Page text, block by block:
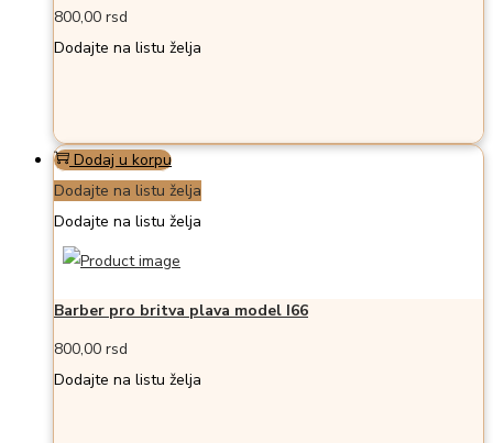
800,00 rsd
Dodajte na listu želja
Dodaj u korpu
Dodajte na listu želja
Dodajte na listu želja
Barber pro britva plava model I66
800,00 rsd
Dodajte na listu želja